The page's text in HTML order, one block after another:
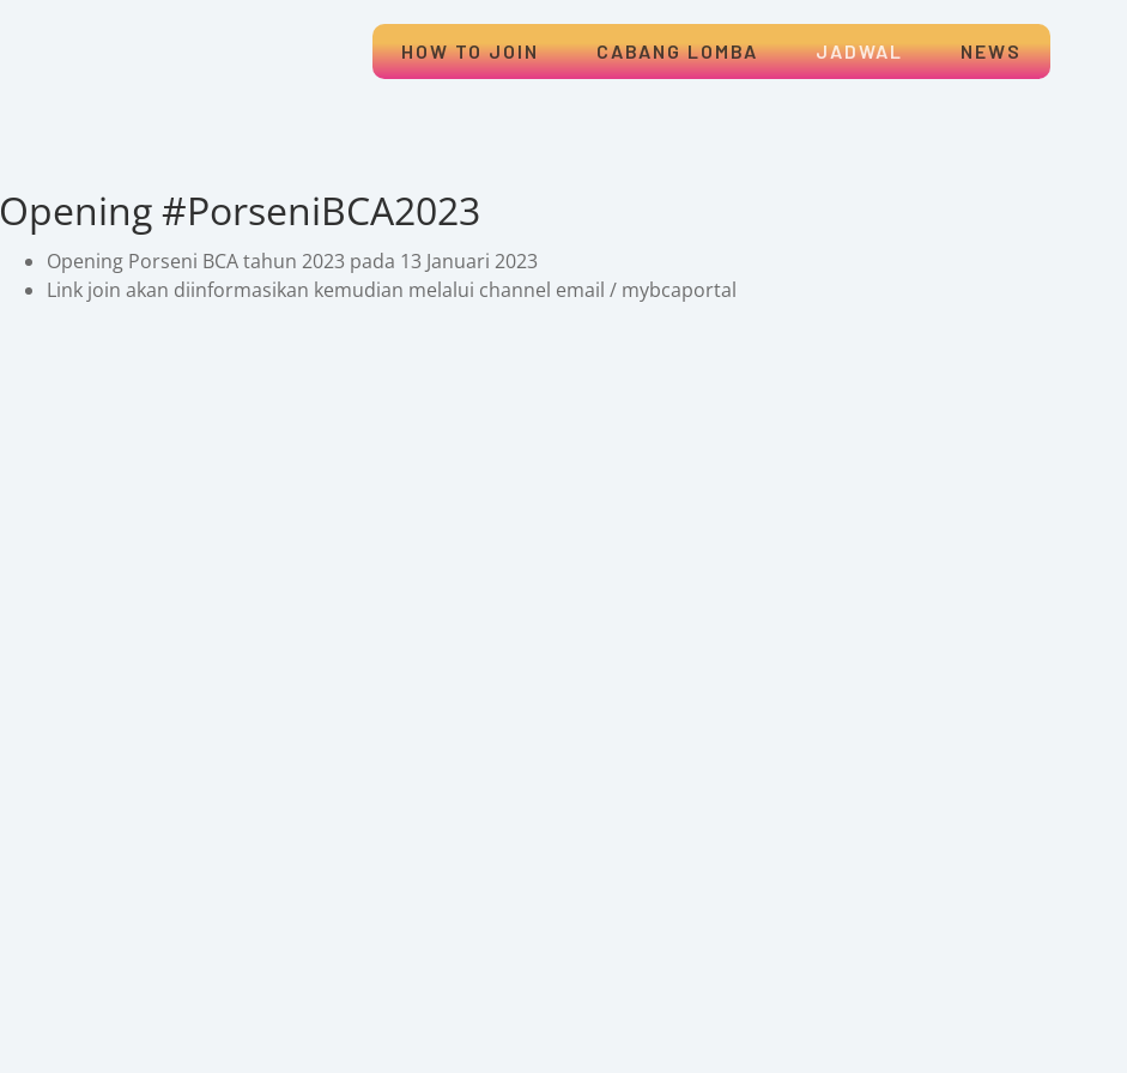
Opening #PorseniBCA2023
Opening Porseni BCA tahun 2023 pada 13 Januari 2023
Link join akan diinformasikan kemudian melalui channel email / mybcaportal
HOW TO JOIN CABANG LOMBA JADWAL NEWS